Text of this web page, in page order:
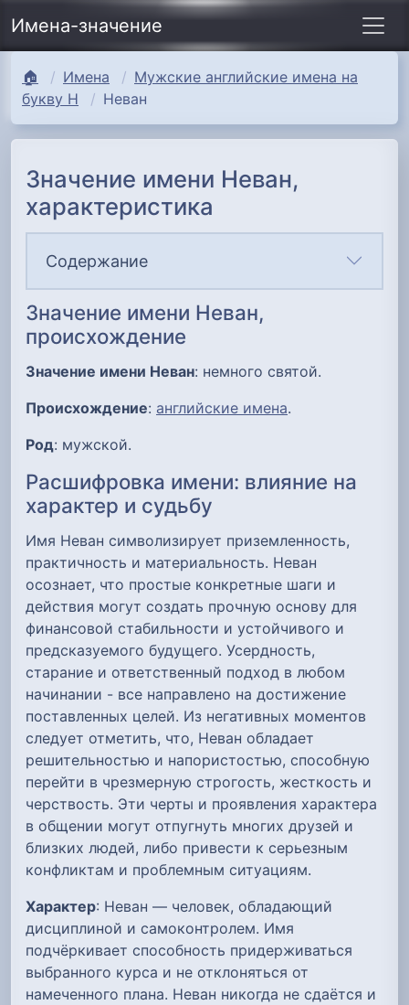
Имена-значение
🏠 Имена
Мужские английские имена на
букву Н
Неван
Значение имени Неван,
характеристика
Содержание
Значение имени Неван,
происхождение
Значение имени Неван: немного святой.
Происхождение: английские имена.
Род: мужской.
Расшифровка имени: влияние на
характер и судьбу
Имя Неван символизирует приземленность,
практичность и материальность. Неван
осознает, что простые конкретные шаги и
действия могут создать прочную основу для
финансовой стабильности и устойчивого и
предсказуемого будущего. Усердность,
старание и ответственный подход в любом
начинании - все направлено на достижение
поставленных целей. Из негативных моментов
следует отметить, что, Неван обладает
решительностью и напористостью, способную
перейти в чрезмерную строгость, жесткость и
черствость. Эти черты и проявления характера
в общении могут отпугнуть многих друзей и
близких людей, либо привести к серьезным
конфликтам и проблемным ситуациям.
Характер: Неван — человек, обладающий
дисциплиной и самоконтролем. Имя
подчёркивает способность придерживаться
выбранного курса и не отклоняться от
намеченного плана. Неван никогда не сдаётся и